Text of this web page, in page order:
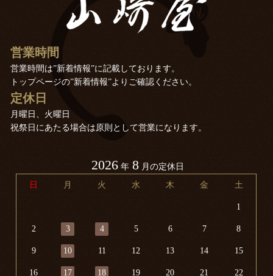
営業時間
営業時間は”新着情報”に記載しております。
トップページの”新着情報”よりご確認ください。
定休日
月曜日、火曜日
祝祭日にあたる場合は原則として営業になります。
2026 年 8 月の定休日
日
月 火 水 木 金 土
1
2 3 4 5 6 7 8
9 10 11 12 13 14 15
16 17 18 19 20 21 22